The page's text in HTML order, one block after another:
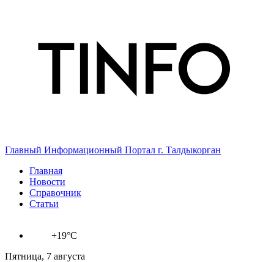
Главный Информационный Портал г. Талдыкорган
Главная
Новости
Справочник
Статьи
+19°C
Пятница, 7 августа